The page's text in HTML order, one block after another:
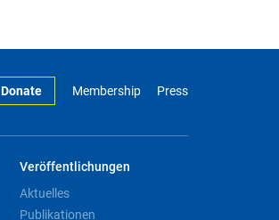
Donate Membership Press
Veröffentlichungen
Aktuelles
Publikationen